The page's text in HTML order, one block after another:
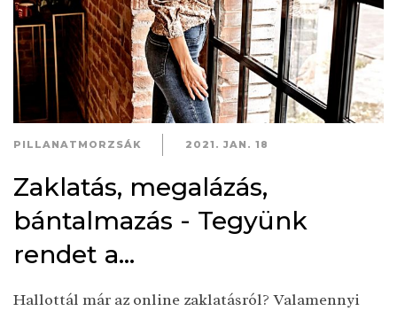
PILLANATMORZSÁK 2021. JAN. 18
Zaklatás, megalázás,
bántalmazás - Tegyünk
rendet a...
Hallottál már az online zaklatásról? Valamennyi